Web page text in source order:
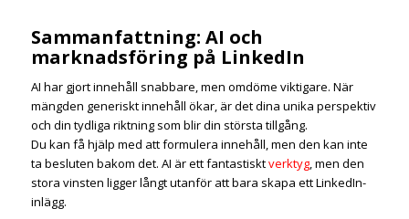
Sammanfattning: AI och
marknadsföring på LinkedIn
AI har gjort innehåll snabbare, men omdöme viktigare. När
mängden generiskt innehåll ökar, är det dina unika perspektiv
och din tydliga riktning som blir din största tillgång.
Du kan få hjälp med att formulera innehåll, men den kan inte
ta besluten bakom det. AI är ett fantastisktverktyg, men den
stora vinsten ligger långt utanför att bara skapa ett LinkedIn-
inlägg.